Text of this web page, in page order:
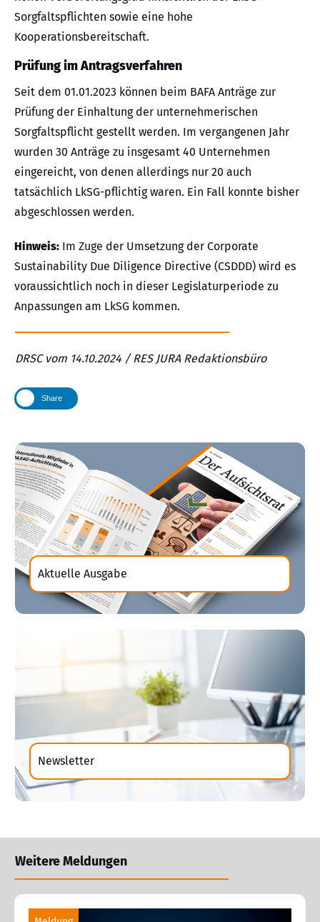
Sorgfaltspflichten sowie eine hohe
Kooperationsbereitschaft.
Prüfung im Antragsverfahren
Seit dem 01.01.2023 können beim BAFA Anträge zur
Prüfung der Einhaltung der unternehmerischen
Sorgfaltspflicht gestellt werden. Im vergangenen Jahr
wurden 30 Anträge zu insgesamt 40 Unternehmen
eingereicht, von denen allerdings nur 20 auch
tatsächlich LkSG-pflichtig waren. Ein Fall konnte bisher
abgeschlossen werden.
Hinweis: Im Zuge der Umsetzung der Corporate
Sustainability Due Diligence Directive (CSDDD) wird es
voraussichtlich noch in dieser Legislaturperiode zu
Anpassungen am LkSG kommen.
DRSC vom 14.10.2024 / RES JURA Redaktionsbüro
Share
Aktuelle Ausgabe
Newsletter
Weitere Meldungen